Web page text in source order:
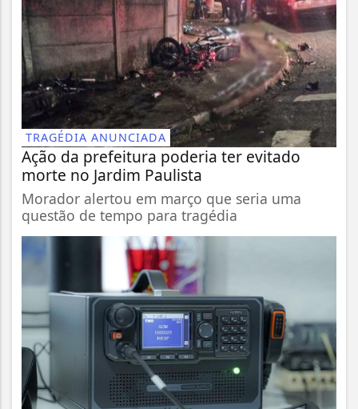
TRAGÉDIA ANUNCIADA
Ação da prefeitura poderia ter evitado
morte no Jardim Paulista
Morador alertou em março que seria uma
questão de tempo para tragédia